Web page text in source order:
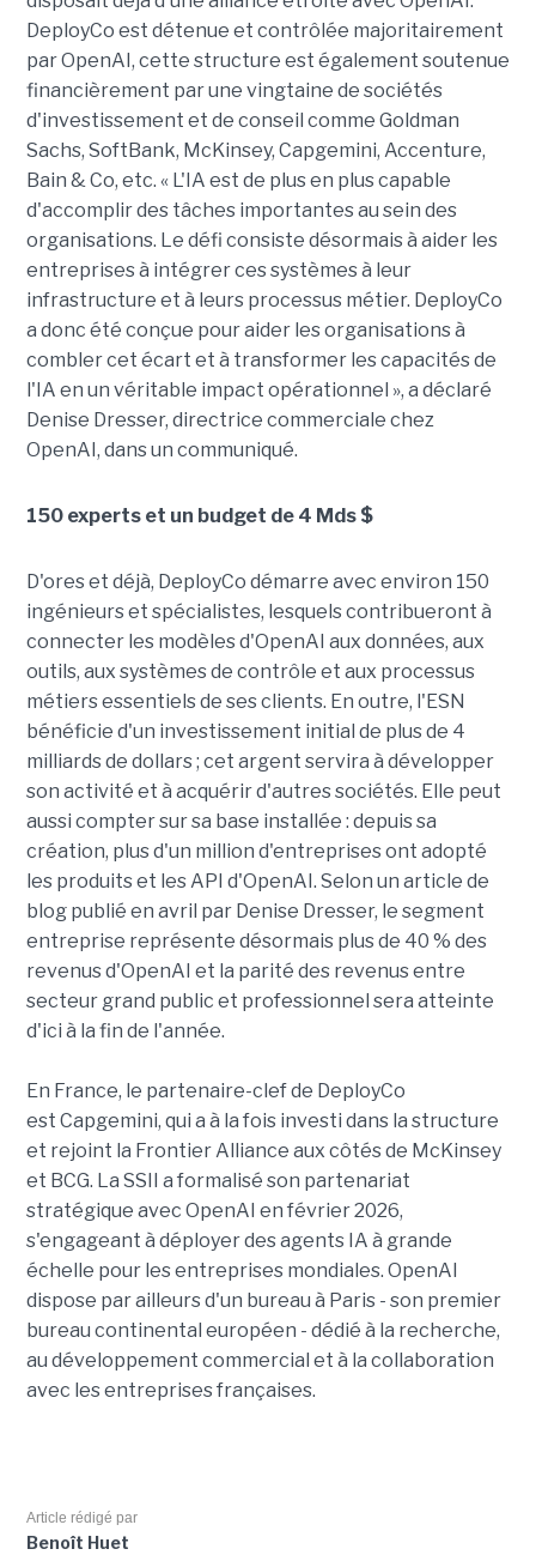
DeployCo est détenue et contrôlée majoritairement
par OpenAI, cette structure est également soutenue
financièrement par une vingtaine de sociétés
d'investissement et de conseil comme Goldman
Sachs, SoftBank, McKinsey, Capgemini, Accenture,
Bain & Co, etc. « L'IA est de plus en plus capable
d'accomplir des tâches importantes au sein des
organisations. Le défi consiste désormais à aider les
entreprises à intégrer ces systèmes à leur
infrastructure et à leurs processus métier. DeployCo
a donc été conçue pour aider les organisations à
combler cet écart et à transformer les capacités de
l'IA en un véritable impact opérationnel », a déclaré
Denise Dresser, directrice commerciale chez
OpenAI, dans un communiqué.
150 experts et un budget de 4 Mds $
D'ores et déjà, DeployCo démarre avec environ 150
ingénieurs et spécialistes, lesquels contribueront à
connecter les modèles d'OpenAI aux données, aux
outils, aux systèmes de contrôle et aux processus
métiers essentiels de ses clients. En outre, l'ESN
bénéficie d'un investissement initial de plus de 4
milliards de dollars ; cet argent servira à développer
son activité et à acquérir d'autres sociétés. Elle peut
aussi compter sur sa base installée : depuis sa
création, plus d'un million d'entreprises ont adopté
les produits et les API d'OpenAI. Selon un article de
blog publié en avril par Denise Dresser, le segment
entreprise représente désormais plus de 40 % des
revenus d'OpenAI et la parité des revenus entre
secteur grand public et professionnel sera atteinte
d'ici à la fin de l'année.
En France, le partenaire-clef de DeployCo
est Capgemini, qui a à la fois investi dans la structure
et rejoint la Frontier Alliance aux côtés de McKinsey
et BCG. La SSII a formalisé son partenariat
stratégique avec OpenAI en février 2026,
s'engageant à déployer des agents IA à grande
échelle pour les entreprises mondiales. OpenAI
dispose par ailleurs d'un bureau à Paris - son premier
bureau continental européen - dédié à la recherche,
au développement commercial et à la collaboration
avec les entreprises françaises.
Article rédigé par
Benoît Huet